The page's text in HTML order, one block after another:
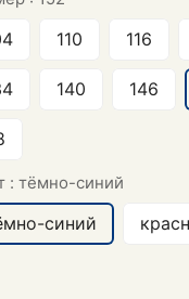
110 116
140 146
: тёмно-синий
синий